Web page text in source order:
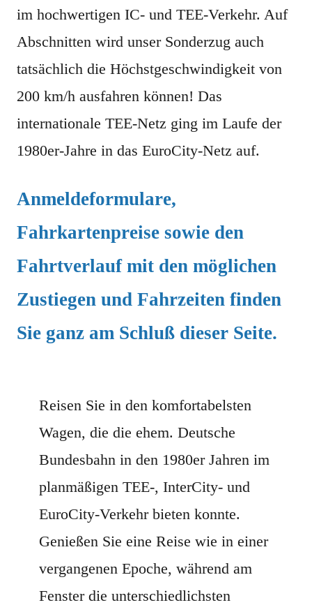
im hochwertigen IC- und TEE-Verkehr. Auf
Abschnitten wird unser Sonderzug auch
tatsächlich die Höchstgeschwindigkeit von
200 km/h ausfahren können! Das
internationale TEE-Netz ging im Laufe der
1980er-Jahre in das EuroCity-Netz auf.
Anmeldeformulare,
Fahrkartenpreise sowie den
Fahrtverlauf mit den möglichen
Zustiegen und Fahrzeiten finden
Sie ganz am Schluß dieser Seite.
Reisen Sie in den komfortabelsten
Wagen, die die ehem. Deutsche
Bundesbahn in den 1980er Jahren im
planmäßigen TEE-, InterCity- und
EuroCity-Verkehr bieten konnte.
Genießen Sie eine Reise wie in einer
vergangenen Epoche, während am
Fenster die unterschiedlichsten